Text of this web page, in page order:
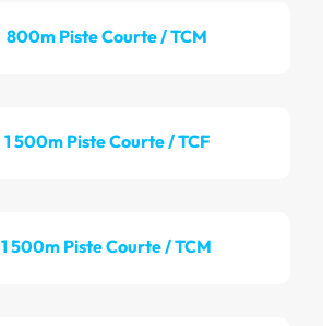
800m Piste Courte / TCM
1 500m Piste Courte / TCF
1 500m Piste Courte / TCM